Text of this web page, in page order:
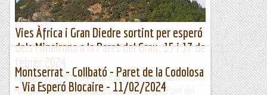
Vies Àfrica i Gran Diedre sortint per esperó
dels Minairons a la Paret del Grau. 15 i 17 de
La majestuosa Paret del Grau vista des de coll Piquer.
Aprofitant la bona climatologia i orientació de la Paret del
Montserrat - Collbató - Paret de la Codolosa
- Via Esperó Blocaire - 11/02/2024